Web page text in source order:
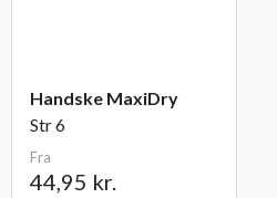
Handske MaxiDry
Str 6
Fra
44,95 kr.